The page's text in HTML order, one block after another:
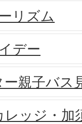
リズム
デー
親子バス
レッジ・